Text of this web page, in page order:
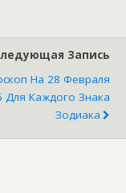
Запись
На 28 Февраля
Для Каждого Знака
Зодиака